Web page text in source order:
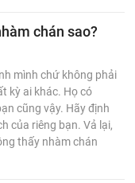
chán sao?
mình chứ không phải
kỳ ai khác. Họ có
cũng vậy. Hãy định
của riêng bạn. Vả lại,
thấy nhàm chán